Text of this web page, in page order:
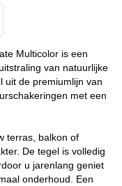
Multicolor is een
van natuurlijke
uit de premiumlijn van
met een
terras, balkon of
De tegel is volledig
u jarenlang geniet
onderhoud. Een